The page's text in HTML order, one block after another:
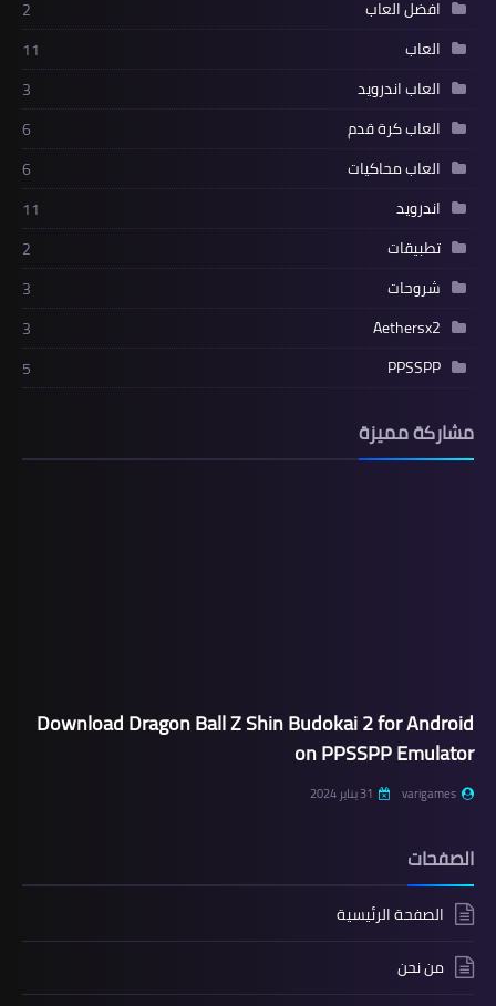
افضل العاب
2
العاب
11
العاب اندرويد
3
العاب كرة قدم
6
العاب محاكيات
6
اندرويد
11
تطبيقات
2
شروحات
3
Aethersx2
3
PPSSPP
5
مشاركة مميزة
Download Dragon Ball Z Shin Budokai 2 for Android
on PPSSPP Emulator
varigames 31 يناير 2024
الصفحات
الصفحة الرئيسية
من نحن